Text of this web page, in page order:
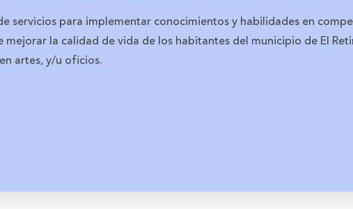
servicios para implementar conocimientos y habilidades en
mejorar la calidad de vida de los habitantes del municipio de El
artes, y/u oficios.